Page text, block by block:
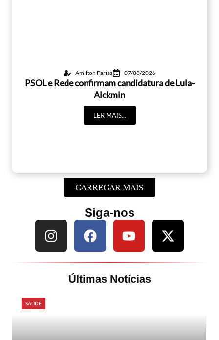
Amilton Farias 07/08/2026
PSOL e Rede confirmam candidatura de Lula-
Alckmin
LER MAIS...
CARREGAR MAIS
Siga-nos
Últimas Notícias
SAÚDE